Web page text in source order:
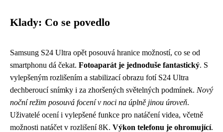
Klady: Co se povedlo
Samsung S24 Ultra opět posouvá hranice možností, co se od
smartphonu dá čekat. Fotoaparát je jednoduše fantastický. S
vylepšeným rozlišením a stabilizací obrazu fotí S24 Ultra
dechberoucí snímky i za zhoršených světelných podmínek. Nový
noční režim posouvá focení v noci na úplně jinou úroveň.
Uživatelé ocení i vylepšené funkce pro natáčení videa, včetně
možnosti natáčet v rozlišení 8K. Výkon telefonu je ohromující.